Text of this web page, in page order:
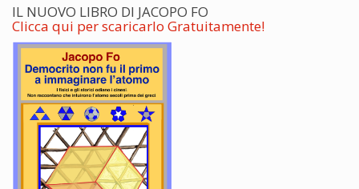
IL NUOVO LIBRO DI JACOPO FO
Clicca qui per scaricarlo Gratuitamente!